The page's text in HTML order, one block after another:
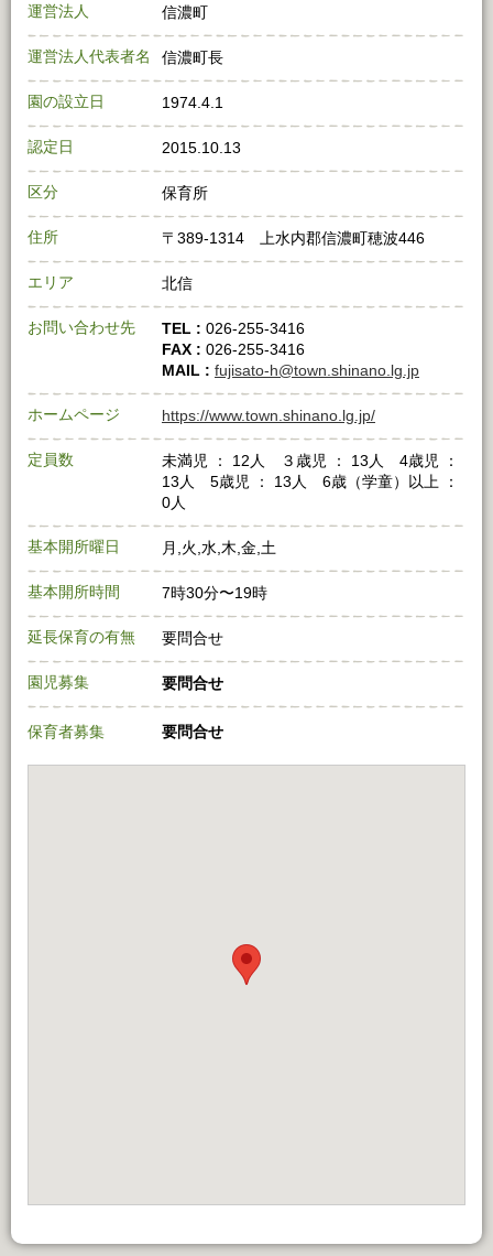
運営法人 信濃町
運営法人代表者名 信濃町長
園の設立日 1974.4.1
認定日 2015.10.13
区分 保育所
住所 〒389-1314 上水内郡信濃町穂波446
エリア 北信
お問い合わせ先 TEL : 026-255-3416
FAX : 026-255-3416
MAIL : fujisato-h@town.shinano.lg.jp
ホームページ https://www.town.shinano.lg.jp/
定員数
未満児 ： 12人 ３歳児 ： 13人 4歳児 ：
13人 5歳児 ： 13人 6歳（学童）以上 ：
0人
基本開所曜日 月,火,水,木,金,土
基本開所時間 7時30分〜19時
延長保育の有無 要問合せ
園児募集 要問合せ
保育者募集 要問合せ